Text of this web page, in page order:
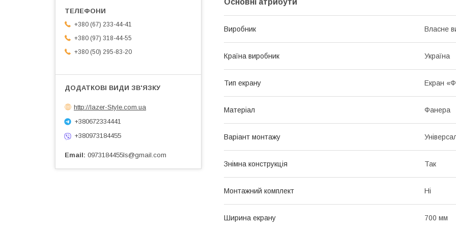
Основні атрибути
Виробник Власне
Країна виробник Україна
Тип екрану Екран
Матеріал Фанера
Варіант монтажу
Знімна конструкція Так
Монтажний комплект Ні
Ширина екрану 700 мм
+380 (67) 233-44-41
+380 (97) 318-44-55
+380 (50) 295-83-20
http://lazer-Style.com.ua
+380672334441
+380973184455
Email 0973184455ls@gmail.com